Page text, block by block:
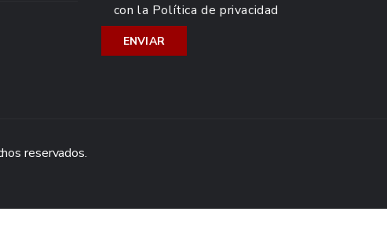
con la Política de privacidad
reservados.